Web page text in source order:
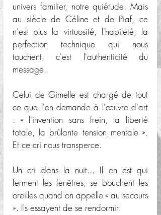
univers familier, notre quiétude. Mais
au siècle de Céline et de Piaf, ce
n'est plus la virtuosité, l'habileté, la
perfection technique qui nous
touchent, c'est l'authenticité du
message.
Celui de Gimelle est chargé de tout
ce que l'on demande à l'œuvre d'art
: « l'invention sans frein, la liberté
totale, la brûlante tension mentale ».
Et ce cri nous transperce.
Un cri dans la nuit... Il en est qui
ferment les fenêtres, se bouchent les
oreilles quand on appelle « au secours
». Ils essayent de se rendormir.